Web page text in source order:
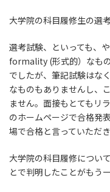
大学院の科目履修生の選
選考試験、といっても、
formality (形式的）なも
でしたが、筆記試験はな
なものもありませんし、
ません。面接もとてもリ
のホームページで合格発
場で合格と言っていただき
大学院の科目履修につい
とで判明したことがもう